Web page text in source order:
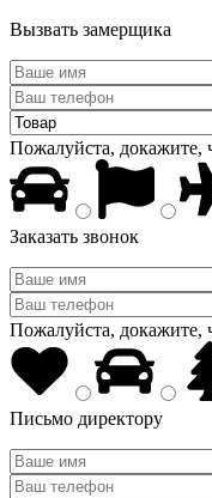
Вызвать замерщика
Пожалуйста, докажите,
Заказать звонок
Пожалуйста, докажите,
Письмо директору